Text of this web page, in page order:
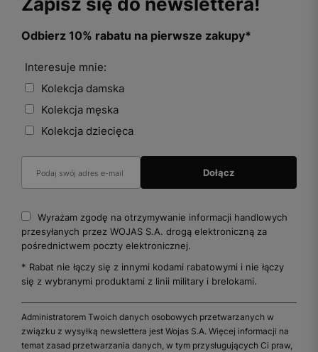
Odbierz 10% rabatu na pierwsze zakupy*
Interesuje mnie:
Kolekcja damska
Kolekcja męska
Kolekcja dziecięca
Wyrażam zgodę na otrzymywanie informacji handlowych
przesyłanych przez WOJAS S.A. drogą elektroniczną za
pośrednictwem poczty elektronicznej.
* Rabat nie łączy się z innymi kodami rabatowymi i nie łączy
się z wybranymi produktami z linii military i brelokami.
Administratorem Twoich danych osobowych przetwarzanych w
związku z wysyłką newslettera jest Wojas S.A. Więcej informacji na
temat zasad przetwarzania danych, w tym przysługujących Ci praw,